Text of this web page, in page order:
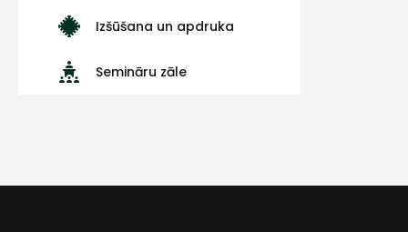
Izšūšana un apdruka
Semināru zāle